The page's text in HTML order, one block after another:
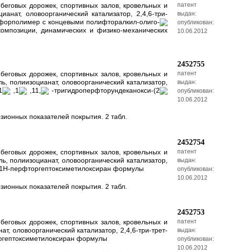
дорожек, спортивных залов, кровельных и
оловоорганический катализатор, 2,4,6-три-
с концевыми полифторалкил-олиго-
динамических и физико-механических
патент
выдан:
опубликован:
10.06.2012
дорожек, спортивных залов, кровельных и
оловоорганический катализатор,
,1 ,11,
-тригидроперфторундеканокси-(2
показателей покрытия. 2 табл.
2452755
патент
выдан:
опубликован:
10.06.2012
дорожек, спортивных залов, кровельных и
оловоорганический катализатор,
перфторгептоксиметилоксиран формулы
показателей покрытия. 2 табл.
2452754
патент
выдан:
опубликован:
10.06.2012
дорожек, спортивных залов, кровельных и
оловоорганический катализатор, 2,4,6-три-трет-
формулы
2452753
патент
выдан:
опубликован:
10.06.2012